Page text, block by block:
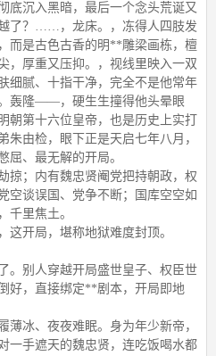
底沉入黑暗，最后一个念头荒诞又
了？……，龙床。，冻得人四肢发
而是古色古香的明**雕梁画栋，檀
，厚重又压抑。，视线里映入一双
细腻、十指干净，完全不是他常年
轰隆——，硬生生撞得他头晕眼
第十六位皇帝，也是历史上实打
由检，眼下正是天启七年八月，
屈、最无解的开局。
掠；内有魏忠贤阉党把持朝政，权
空谈误国、党争不断；国库空空如
千里焦土。
这开局，堪称地狱难度封顶。
。别人穿越开局盛世皇子、权臣世
好，直接绑定**剧本，开局即地
薄冰、夜夜难眠。身为年少新帝，
一手遮天的魏忠贤，连吃饭喝水都